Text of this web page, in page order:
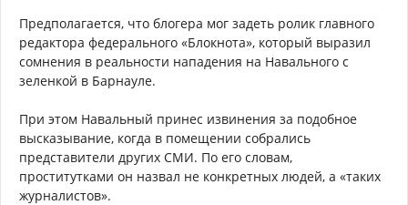
Предполагается, что блогера мог задеть ролик главного
редактора федерального «Блокнота», который выразил
сомнения в реальности нападения на Навального с
зеленкой в Барнауле.
При этом Навальный принес извинения за подобное
высказывание, когда в помещении собрались
представители других СМИ. По его словам,
проститутками он назвал не конкретных людей, а «таких
журналистов».